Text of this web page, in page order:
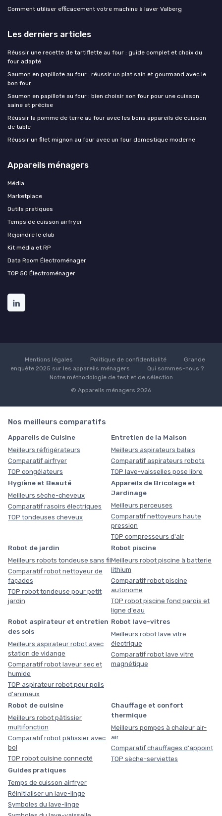
Comment utiliser efficacement votre machine à laver Valberg
Les derniers articles
Réussir une recette de tartiflette au four : guide complet et choix du
four adapté
Saumon en papillote au four : réussir un plat sain et gourmand avec le
bon four
Saumon en papillote au four : bien choisir son four pour une cuisson
saine et précise
Réussir la pomme de terre au four avec les bons appareils de cuisson
de table
Réussir un filet mignon au four avec un four domestique moderne
Appareils ménagers
Média
Marketplace
Outils pratiques
Temps de cuisson airfryer
Rejoindre le club
Kit média et RP
Data Room Électroménager
TOP 50 Électroménager
Mentions légales Politique de confidentialité
Grande
enquête 2025 sur les appareils ménagers
Qui sommes-nous ?
Notre méthodologie de test et de sélection
© Appareils ménagers 2026
Nos meilleurs comparatifs
Appareils de Cuisine
Meilleurs réfrigérateurs
Comparatif airfryer
TOP congélateurs
Entretien de la Maison
Meilleurs aspirateurs balais
Comparatif aspirateurs robots
TOP lave-vaisselles pose libre
Hygiène et Beauté
Meilleurs sèche-cheveux
Comparatif rasoirs électriques
TOP tondeuses cheveux
Appareils de Bricolage et
Jardinage
Meilleurs perceuses
Comparatif nettoyeurs haute
pression
TOP compresseurs d'air
Robot de jardin
Meilleurs robots tondeuse sans fil
Comparatif robot nettoyeur de
façades
TOP robot tondeuse pour petit
jardin
Robot piscine
Meilleurs robot piscine à batterie
lithium
Comparatif robot piscine
autonome
TOP robot piscine fond parois et
ligne d'eau
Robot aspirateur et entretien
des sols
Meilleurs aspirateur robot avec
station de vidange
Comparatif robot laveur sec et
humide
TOP aspirateur robot pour poils
d'animaux
Robot lave-vitres
Meilleurs robot lave vitre
électrique
Comparatif robot lave vitre
magnétique
Robot de cuisine
Meilleurs robot pâtissier
multifonction
Comparatif robot pâtissier avec
bol
TOP robot cuisine connecté
Chauffage et confort
thermique
Meilleurs pompes à chaleur air-
air
Comparatif chauffages d'appoint
TOP sèche-serviettes
Guides pratiques
Temps de cuisson airfryer
Réinitialiser un lave-linge
Symboles du lave-linge